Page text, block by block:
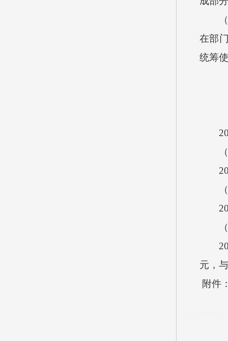
（五
在部
统筹
（
（
（
元，
附件